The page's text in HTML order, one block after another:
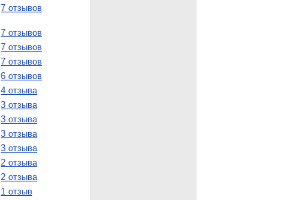
7 отзывов
7 отзывов
7 отзывов
7 отзывов
6 отзывов
4 отзыва
3 отзыва
3 отзыва
3 отзыва
3 отзыва
2 отзыва
2 отзыва
1 отзыв